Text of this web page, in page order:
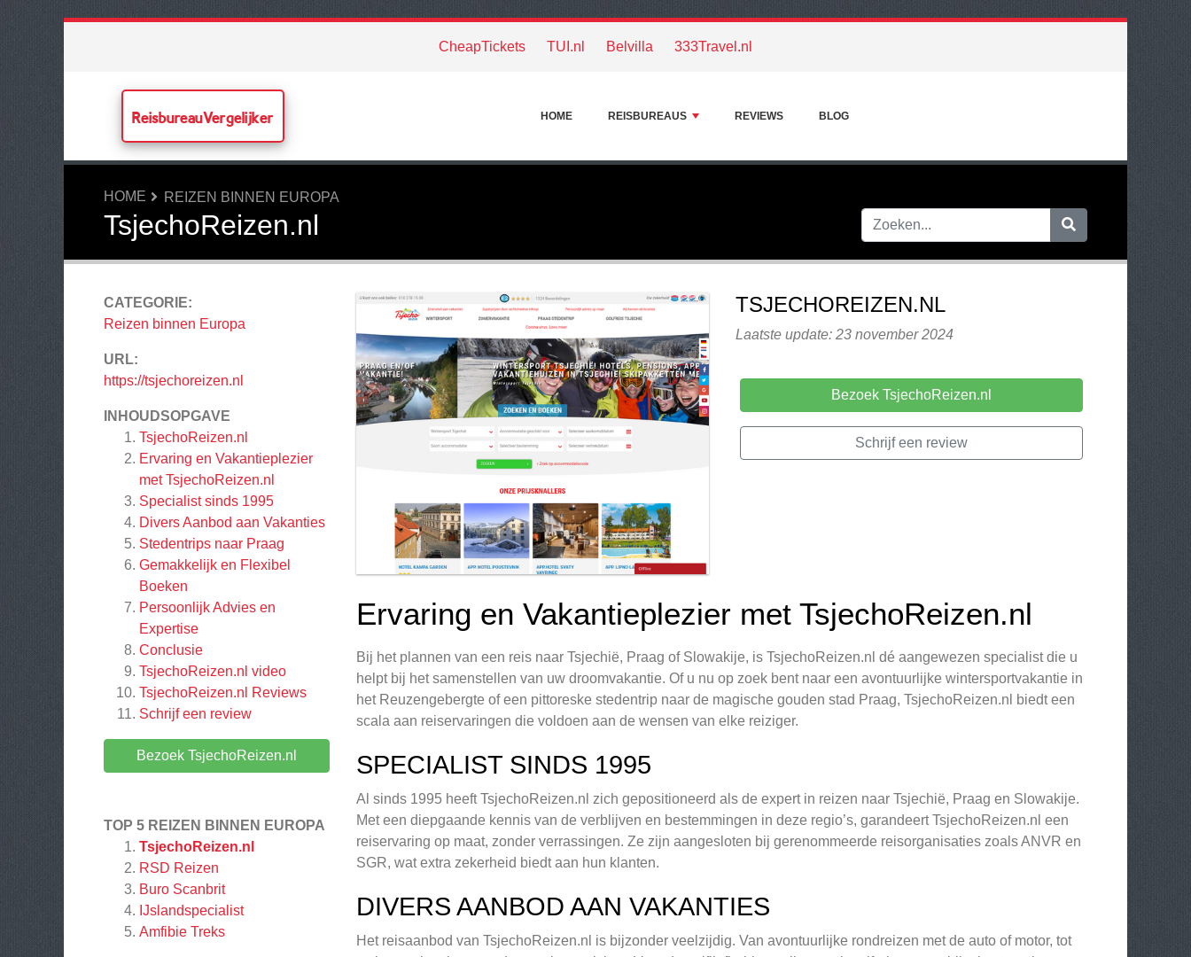
CheapTickets TUI.nl Belvilla 333Travel.nl
ReisbureauVergelijker HOME REISBUREAUS REVIEWS BLOG
HOME REIZEN BINNEN EUROPA
TsjechoReizen.nl
CATEGORIE:
Reizen binnen Europa
URL:
https://tsjechoreizen.nl
INHOUDSOPGAVE
TsjechoReizen.nl
Ervaring en Vakantieplezier
met TsjechoReizen.nl
Specialist sinds 1995
Divers Aanbod aan Vakanties
Stedentrips naar Praag
Gemakkelijk en Flexibel
Boeken
Persoonlijk Advies en
Expertise
Conclusie
TsjechoReizen.nl video
TsjechoReizen.nl
Reviews
Schrijf een review
Bezoek TsjechoReizen.nl
TOP 5 REIZEN BINNEN EUROPA
TsjechoReizen.nl
RSD Reizen
Buro Scanbrit
IJslandspecialist
Amfibie Treks
TSJECHOREIZEN.NL
Laatste update: 23 november 2024
Bezoek TsjechoReizen.nl
Schrijf een review
Ervaring en Vakantieplezier met TsjechoReizen.nl
Bij het plannen van een reis naar Tsjechië, Praag of Slowakije, is TsjechoReizen.nl dé aangewezen specialist die u
helpt bij het samenstellen van uw droomvakantie. Of u nu op zoek bent naar een avontuurlijke wintersportvakantie in
het Reuzengebergte of een pittoreske stedentrip naar de magische gouden stad Praag, TsjechoReizen.nl biedt een
scala aan reiservaringen die voldoen aan de wensen van elke reiziger.
SPECIALIST SINDS 1995
Al sinds 1995 heeft TsjechoReizen.nl zich gepositioneerd als de expert in reizen naar Tsjechië, Praag en Slowakije.
Met een diepgaande kennis van de verblijven en bestemmingen in deze regio’s, garandeert TsjechoReizen.nl een
reiservaring op maat, zonder verrassingen. Ze zijn aangesloten bij gerenommeerde reisorganisaties zoals ANVR en
SGR, wat extra zekerheid biedt aan hun klanten.
DIVERS AANBOD AAN VAKANTIES
Het reisaanbod van TsjechoReizen.nl is bijzonder veelzijdig. Van avontuurlijke rondreizen met de auto of motor, tot